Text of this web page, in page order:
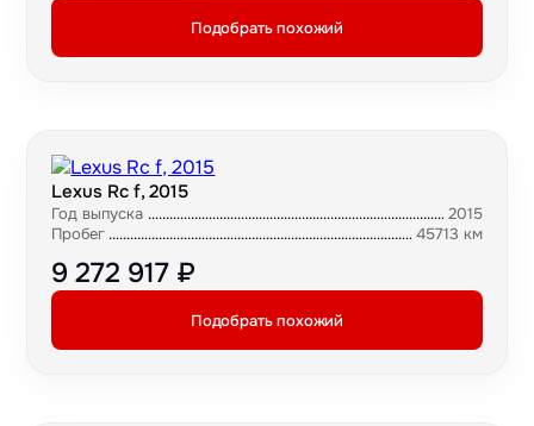
Подобрать похожий
Lexus Rc f, 2015
Год выпуска
2015
Пробег
45713 км
9 272 917 ₽
Подобрать похожий